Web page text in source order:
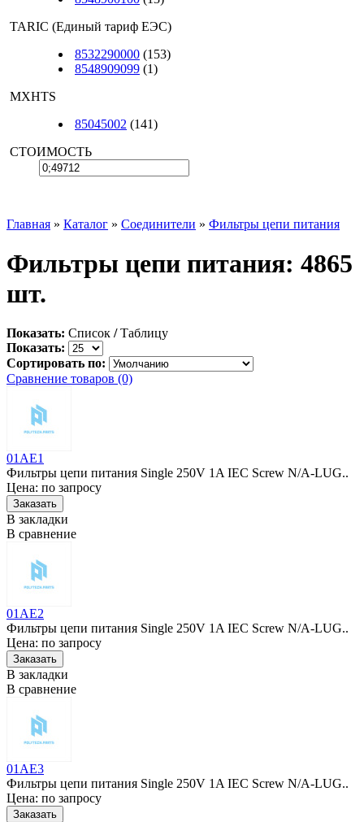
TARIC (Единый тариф ЕЭС)
8532290000 (153)
8548909099 (1)
MXHTS
85045002 (141)
СТОИМОСТЬ
Главная » Каталог » Соединители » Фильтры цепи питания
Фильтры цепи питания: 4865
шт.
Показать: Список / Таблицу
Показать:
Сортировать по:
Сравнение товаров (0)
01AE1
Фильтры цепи питания Single 250V 1A IEC Screw N/A-LUG..
Цена: по запросу
В закладки
В сравнение
01AE2
Фильтры цепи питания Single 250V 1A IEC Screw N/A-LUG..
Цена: по запросу
В закладки
В сравнение
01AE3
Фильтры цепи питания Single 250V 1A IEC Screw N/A-LUG..
Цена: по запросу